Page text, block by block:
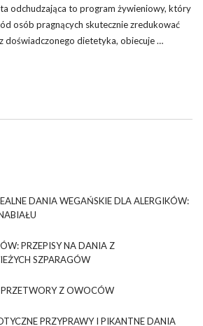
odchudzająca to program żywieniowy, który
osób pragnących skutecznie zredukować
doświadczonego dietetyka, obiecuje …
DANIA WEGAŃSKIE DLA ALERGIKÓW:
PRZEPISY NA DANIA Z
SZPARAGÓW
Z OWOCÓW
PRZYPRAWY I PIKANTNE DANIA